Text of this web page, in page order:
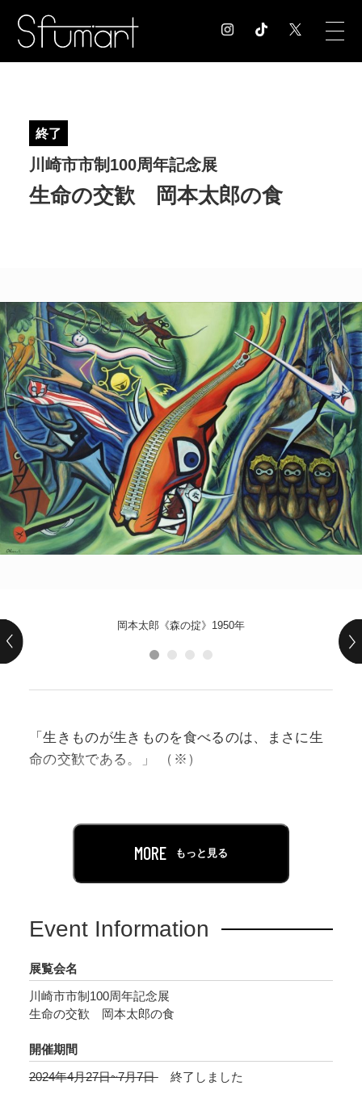
EXHIBITION
MUSEUM 美術館情報
POLICY COMPANY
終了
川崎市市制100周年記念展
生命の交歓 岡本太郎の食
岡本太郎《森の掟》1950年
「生きものが生きものを食べるのは、まさに生
命の交歓である。」 （※）
や、栄養をとるということだけではなく、食べ
る者と食べられる者との生命と生命のぶつかり
り込む喜びであると考えました。また、芸術は
どの家具やティーポットやグラスといった食器
作品の数々を制作しました。さらに岡本は、書
を絵付けした大皿や顔のある茶器など、岡本独
自の感性とユーモアあふれる陶芸作品も手がけ
ています。岡本はまた、国内外の食文化や食を
支える市場に興味を抱き、取材に訪れる先々の
市場に出かけ、そこに住む人々の暮らしや活気
MORE もっと見る
Event Information
展覧会名
川崎市市制100周年記念展
生命の交歓 岡本太郎の食
開催期間
2024年4月27日~7月7日
終了しました